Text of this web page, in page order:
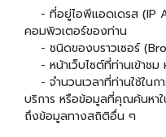
- ที่อยู่ไอพีแอดเดรส (IP
คอมพิวเตอร์ของท่าน
- ชนิดของบราวเซอร์
- หน้าเว็บไซต์ที่ท่านเข้าชม
- จำนวนเวลาที่ท่านใช้ในก
บริการ หรือข้อมูลที่คุณค้นหาใ
ถึงข้อมูลทางสถิติอื่น ๆ